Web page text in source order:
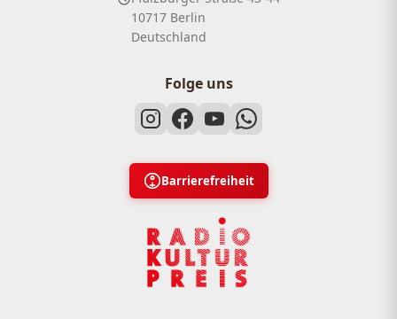
10717 Berlin
Deutschland
Folge uns
Barrierefreiheit